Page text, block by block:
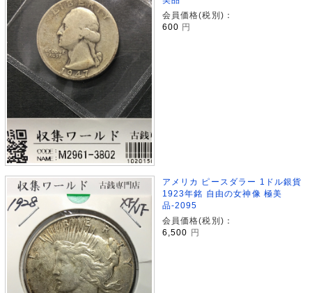
会員価格(税別)：
600 円
アメリカ ピースダラー 1ドル銀貨
1923年銘 自由の女神像 極美
品-2095
会員価格(税別)：
6,500 円